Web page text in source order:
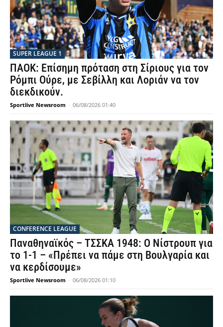
SUPER LEAGUE 1
ΠΑΟΚ: Επίσημη πρόταση στη Σίριους για τον
Ρόμπι Ούρε, με Σεβίλλη και Λοριάν να τον
διεκδικούν.
Sportlive Newsroom - 06/08/2026 01:40
CONFERENCE LEAGUE
Παναθηναϊκός – ΤΣΣΚΑ 1948: Ο Νίστρουπ για
το 1-1 – «Πρέπει να πάμε στη Βουλγαρία και
να κερδίσουμε»
Sportlive Newsroom - 06/08/2026 01:10